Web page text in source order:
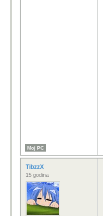
Moj PC
TibzzX
15 godina